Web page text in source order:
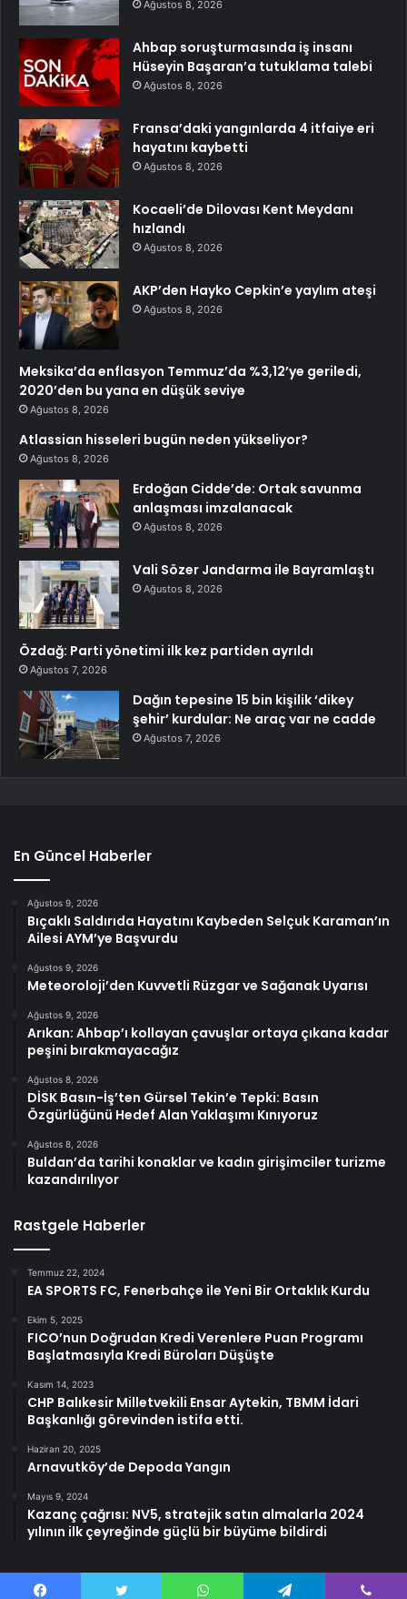
Ağustos 8, 2026
Ahbap soruşturmasında iş insanı
Hüseyin Başaran’a tutuklama talebi
Ağustos 8, 2026
Fransa’daki yangınlarda 4 itfaiye eri
hayatını kaybetti
Ağustos 8, 2026
Kocaeli’de Dilovası Kent Meydanı
hızlandı
Ağustos 8, 2026
AKP’den Hayko Cepkin’e yaylım ateşi
Ağustos 8, 2026
Meksika’da enflasyon Temmuz’da %3,12’ye geriledi,
2020’den bu yana en düşük seviye
Ağustos 8, 2026
Atlassian hisseleri bugün neden yükseliyor?
Ağustos 8, 2026
Erdoğan Cidde’de: Ortak savunma
anlaşması imzalanacak
Ağustos 8, 2026
Vali Sözer Jandarma ile Bayramlaştı
Ağustos 8, 2026
Özdağ: Parti yönetimi ilk kez partiden ayrıldı
Ağustos 7, 2026
Dağın tepesine 15 bin kişilik ‘dikey
şehir’ kurdular: Ne araç var ne cadde
Ağustos 7, 2026
En Güncel Haberler
Ağustos 9, 2026
Bıçaklı Saldırıda Hayatını Kaybeden Selçuk Karaman’ın
Ailesi AYM’ye Başvurdu
Ağustos 9, 2026
Meteoroloji’den Kuvvetli Rüzgar ve Sağanak Uyarısı
Ağustos 9, 2026
Arıkan: Ahbap’ı kollayan çavuşlar ortaya çıkana kadar
peşini bırakmayacağız
Ağustos 8, 2026
DİSK Basın-İş’ten Gürsel Tekin’e Tepki: Basın
Özgürlüğünü Hedef Alan Yaklaşımı Kınıyoruz
Ağustos 8, 2026
Buldan’da tarihi konaklar ve kadın girişimciler turizme
kazandırılıyor
Rastgele Haberler
Temmuz 22, 2024
EA SPORTS FC, Fenerbahçe ile Yeni Bir Ortaklık Kurdu
Ekim 5, 2025
FICO’nun Doğrudan Kredi Verenlere Puan Programı
Başlatmasıyla Kredi Büroları Düşüşte
Kasım 14, 2023
CHP Balıkesir Milletvekili Ensar Aytekin, TBMM İdari
Başkanlığı görevinden istifa etti.
Haziran 20, 2025
Arnavutköy’de Depoda Yangın
Mayıs 9, 2024
Kazanç çağrısı: NV5, stratejik satın almalarla 2024
yılının ilk çeyreğinde güçlü bir büyüme bildirdi